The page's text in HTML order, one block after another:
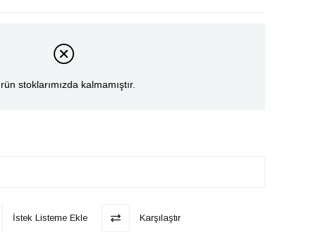
stoklarımızda kalmamıştır.
İstek Listeme Ekle Karşılaştır